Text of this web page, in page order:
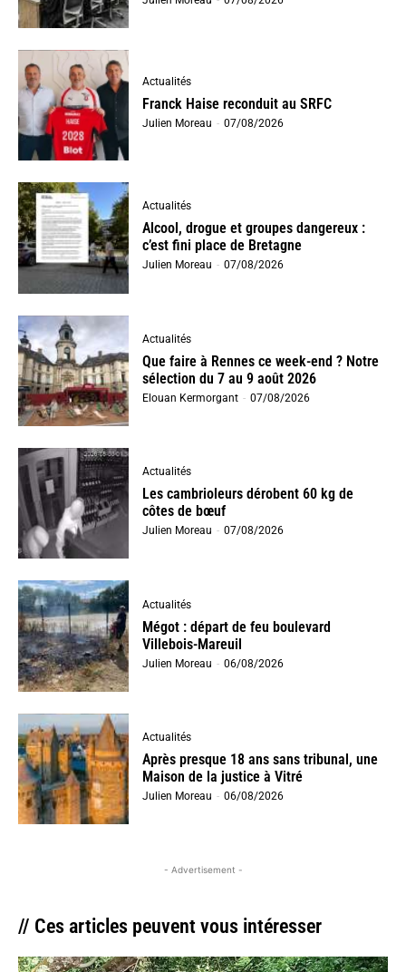
Actualités
Franck Haise reconduit au SRFC
Julien Moreau - 07/08/2026
Actualités
Alcool, drogue et groupes dangereux :
c’est fini place de Bretagne
Julien Moreau - 07/08/2026
Actualités
Que faire à Rennes ce week-end ? Notre
sélection du 7 au 9 août 2026
Elouan Kermorgant - 07/08/2026
Actualités
Les cambrioleurs dérobent 60 kg de
côtes de bœuf
Julien Moreau - 07/08/2026
Actualités
Mégot : départ de feu boulevard
Villebois-Mareuil
Julien Moreau - 06/08/2026
Actualités
Après presque 18 ans sans tribunal, une
Maison de la justice à Vitré
Julien Moreau - 06/08/2026
- Advertisement -
// Ces articles peuvent vous intéresser